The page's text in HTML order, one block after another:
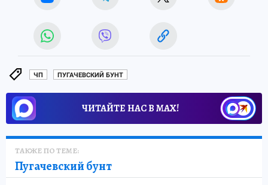
ЧП ПУГАЧЕВСКИЙ БУНТ
ЧИТАЙТЕ НАС В МАХ!
ТАКЖЕ ПО ТЕМЕ:
Пугачевский бунт